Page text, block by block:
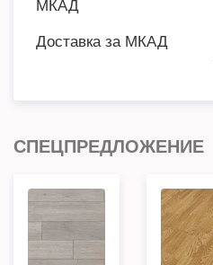
МКАД
Доставка за МКАД
СПЕЦПРЕДЛОЖЕНИЕ